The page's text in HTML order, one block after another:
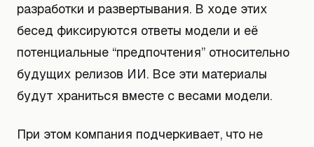
разработки и развертывания. В ходе этих
бесед фиксируются ответы модели и её
потенциальные “предпочтения” относительно
будущих релизов ИИ. Все эти материалы
будут храниться вместе с весами модели.
При этом компания подчеркивает, что не